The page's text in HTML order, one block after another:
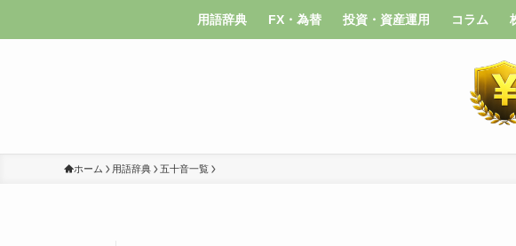
用語辞典 FX・為替 投資・資産運用 コラム
ホーム 用語辞典 五十音一覧